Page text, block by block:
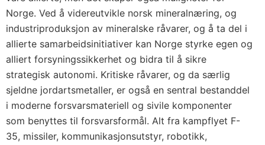
Norge. Ved å videreutvikle norsk mineralnæring, og
industriproduksjon av mineralske råvarer, og å ta del i
allierte samarbeidsinitiativer kan Norge styrke egen og
alliert forsyningssikkerhet og bidra til å sikre
strategisk autonomi. Kritiske råvarer, og da særlig
sjeldne jordartsmetaller, er også en sentral bestanddel
i moderne forsvarsmateriell og sivile komponenter
som benyttes til forsvarsformål. Alt fra kampflyet F-
35, missiler, kommunikasjonsutstyr, robotikk,